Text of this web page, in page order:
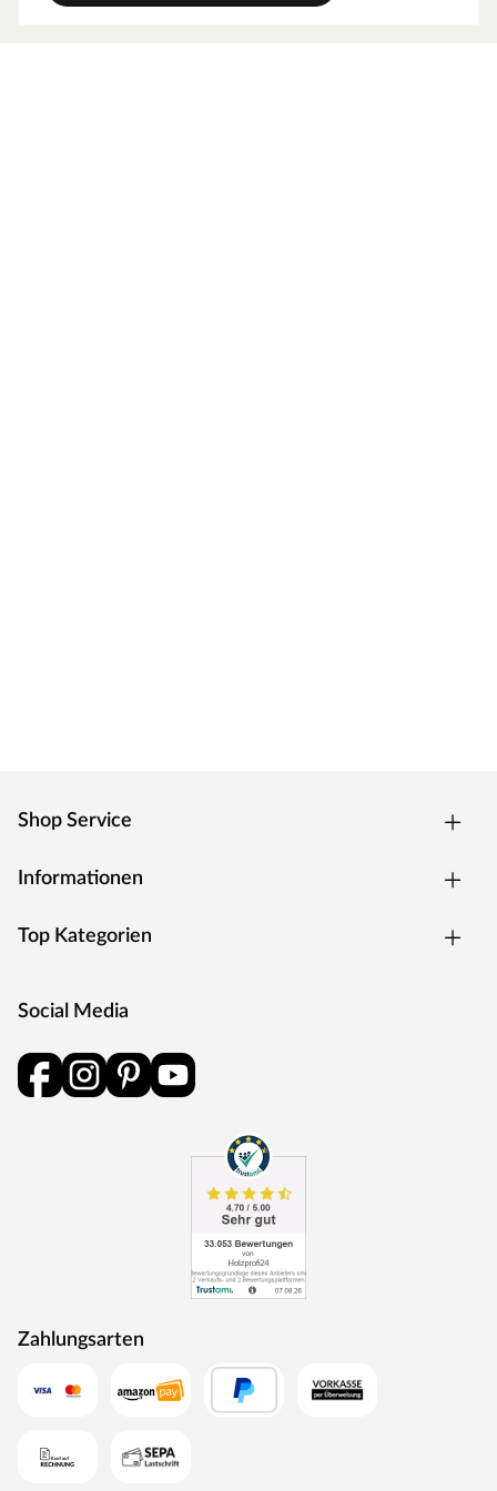
Shop Service
Informationen
Top Kategorien
Social Media
Zahlungsarten